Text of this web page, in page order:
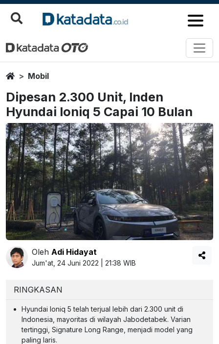
HomeMobil
Dipesan 2.300 Unit, Inden
Hyundai Ioniq 5 Capai 10 Bulan
Oleh Adi Hidayat
Jum'at, 24 Juni 2022 | 21:38 WIB
RINGKASAN
Hyundai Ioniq 5 telah terjual lebih dari 2.300 unit di
Indonesia, mayoritas di wilayah Jabodetabek. Varian
tertinggi, Signature Long Range, menjadi model yang
paling laris.